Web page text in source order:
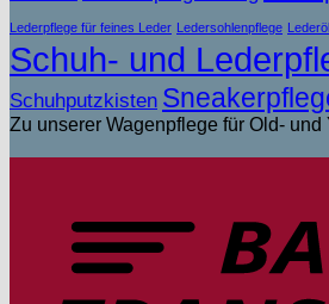
Lederpflege für feines Leder Ledersohlenpflege Lederöl
Schuh- und
Schuhputzkisten
Zu unserer Wagenpflege für Old- und